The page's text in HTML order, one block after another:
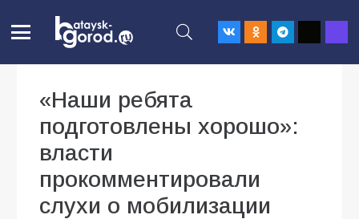
«Наши ребята
подготовлены хорошо»:
власти
прокомментировали
слухи о мобилизации